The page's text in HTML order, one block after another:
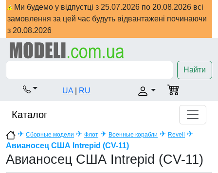
Ми будемо у відпустці з 25.07.2026 по 20.08.2026 всі
замовлення за цей час будуть відвантажені починаючи
з 20.08.2026
Найти
UA RU
Каталог
✈ Сборные модели ✈ Флот ✈ Военные корабли ✈ Revell
✈
Авианосец США Intrepid (CV-11)
Авианосец США Intrepid (CV-11)